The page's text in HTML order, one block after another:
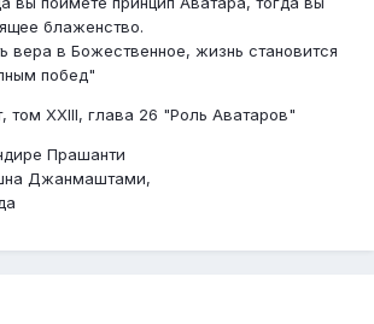
блаженство.
в Божественное, жизнь становится
побед"
том XXIII, глава 26 "Роль Аватаров"
Прашанти
Джанмаштами,